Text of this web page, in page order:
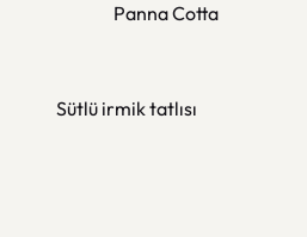
Cotta
tatlısı